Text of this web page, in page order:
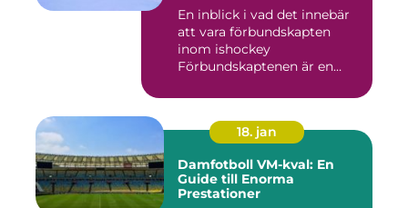
En inblick i vad det innebär
att vara förbundskapten
inom ishockey
Förbundskaptenen är en
18. jan
Damfotboll VM-kval: En
Guide till Enorma
Prestationer